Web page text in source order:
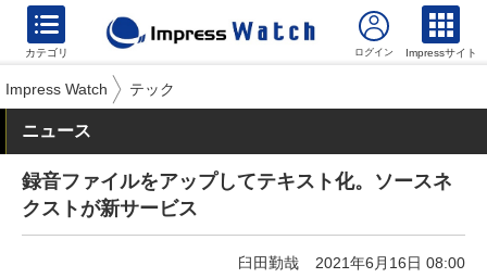
カテゴリ Impressサイト
Impress Watch テック
ニュース
録音ファイルをアップしてテキスト化。ソースネ
クストが新サービス
臼田勤哉 2021年6月16日 08:00